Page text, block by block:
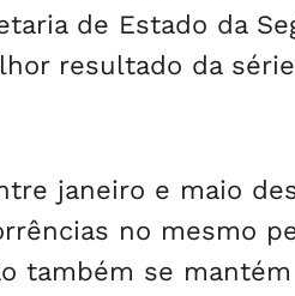
de Estado da
resultado da
janeiro e maio
no mesmo
também se mantém